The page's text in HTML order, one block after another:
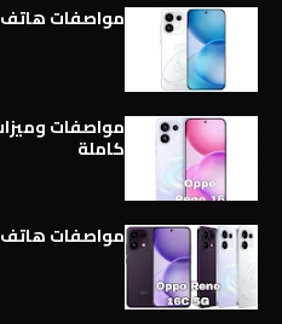
مواصفات هاتف Oppo Reno 16 Pro 5G كاملة
كاملة
مواصفات هاتف Oppo Reno 16c 5G كاملة